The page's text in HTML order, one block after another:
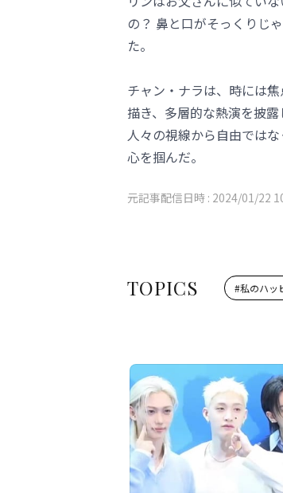
の？ 鼻と口がそっくりじ
た。
チャン・ナラは、時には
描き、多層的な熱演を披
人々の視線から自由では
心を掴んだ。
元記事配信日時 : 2024/01/22
TOPICS #私のハッ